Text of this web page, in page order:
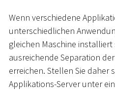
Wenn verschiedene
unterschiedlichen
gleichen Maschine installiert
ausreichende Separation
erreichen. Stellen Sie daher
Applikations-Server unter